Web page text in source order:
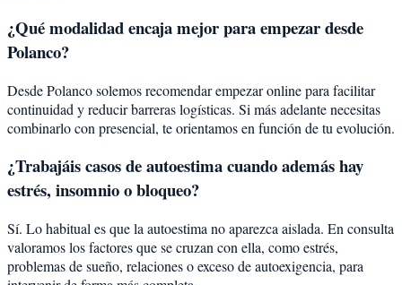
¿Qué modalidad encaja mejor para empezar desde
Polanco?
Desde Polanco solemos recomendar empezar online para facilitar
continuidad y reducir barreras logísticas. Si más adelante necesitas
combinarlo con presencial, te orientamos en función de tu evolución.
¿Trabajáis casos de autoestima cuando además hay
estrés, insomnio o bloqueo?
Sí. Lo habitual es que la autoestima no aparezca aislada. En consulta
valoramos los factores que se cruzan con ella, como estrés,
problemas de sueño, relaciones o exceso de autoexigencia, para